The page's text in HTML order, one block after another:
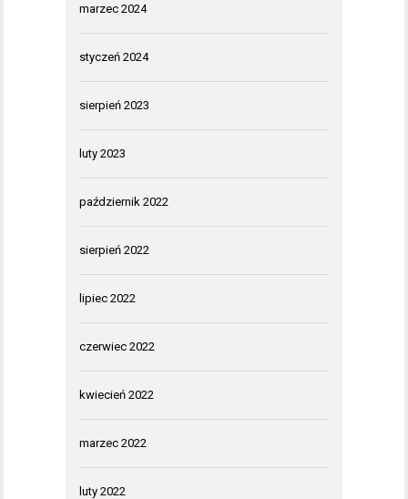
marzec 2024
styczeń 2024
sierpień 2023
luty 2023
październik 2022
sierpień 2022
lipiec 2022
czerwiec 2022
kwiecień 2022
marzec 2022
luty 2022